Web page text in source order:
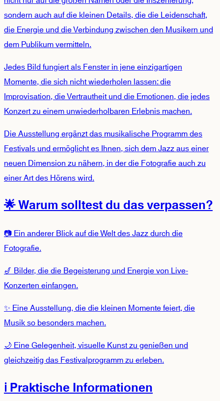
sondern auch auf die kleinen Details, die die Leidenschaft,
die Energie und die Verbindung zwischen den Musikern und
dem Publikum vermitteln.
Jedes Bild fungiert als Fenster in jene einzigartigen
Momente, die sich nicht wiederholen lassen: die
Improvisation, die Vertrautheit und die Emotionen, die jedes
Konzert zu einem unwiederholbaren Erlebnis machen.
Die Ausstellung ergänzt das musikalische Programm des
Festivals und ermöglicht es Ihnen, sich dem Jazz aus einer
neuen Dimension zu nähern, in der die Fotografie auch zu
einer Art des Hörens wird.
🌟 Warum solltest du das verpassen?
📷 Ein anderer Blick auf die Welt des Jazz durch die
Fotografie.
🎷 Bilder, die die Begeisterung und Energie von Live-
Konzerten einfangen.
✨ Eine Ausstellung, die die kleinen Momente feiert, die
Musik so besonders machen.
🌙 Eine Gelegenheit, visuelle Kunst zu genießen und
gleichzeitig das Festivalprogramm zu erleben.
ℹ️ Praktische Informationen